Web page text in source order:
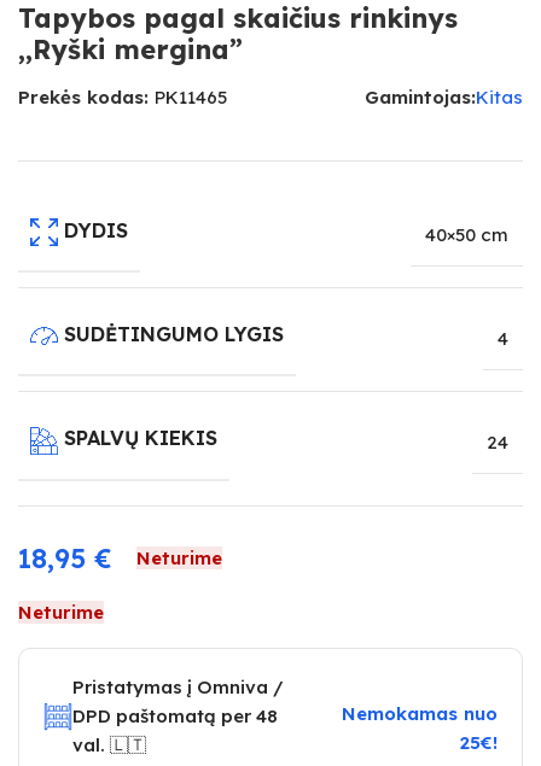
Tapybos pagal skaičius rinkinys
,,Ryški mergina”
Prekės kodas: PK11465 Gamintojas:Kitas
DYDIS 40×50 cm
SUDĖTINGUMO LYGIS 4
SPALVŲ KIEKIS 24
18,95 € Neturime
Neturime
Pristatymas į Omniva /
DPD paštomatą per 48
val. 🇱🇹
Nemokamas nuo
25€!